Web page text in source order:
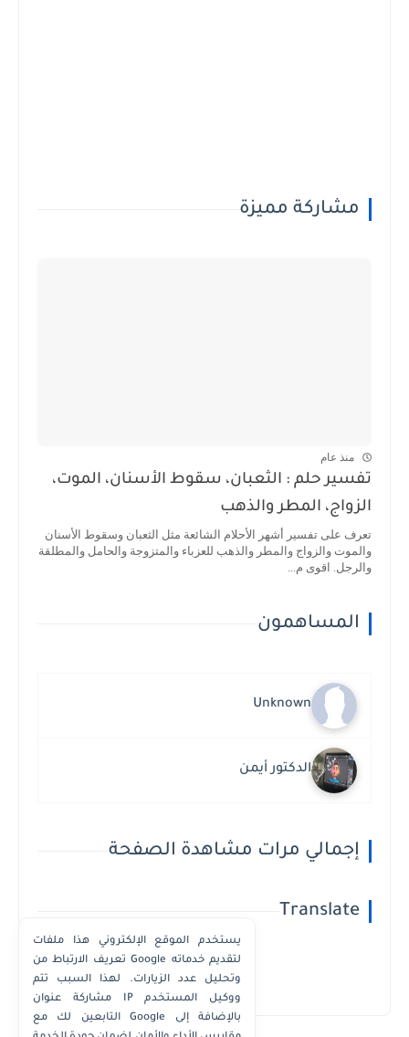
مشاركة مميزة
منذ عام
تفسير حلم : الثعبان، سقوط الأسنان، الموت،
الزواج، المطر والذهب
تعرف على تفسير أشهر الأحلام الشائعة مثل الثعبان وسقوط الأسنان
والموت والزواج والمطر والذهب للعزباء والمتزوجة والحامل والمطلقة
والرجل. اقوى م...
المساهمون
Unknown
الدكتور أيمن
إجمالي مرات مشاهدة الصفحة
Translate
Powered by Translate
يستخدم الموقع الإلكتروني هذا ملفات
تعريف الارتباط من Google لتقديم خدماته
وتحليل عدد الزيارات. لهذا السبب تتم
مشاركة عنوان IP ووكيل المستخدم
التابعين لك مع Google بالإضافة إلى